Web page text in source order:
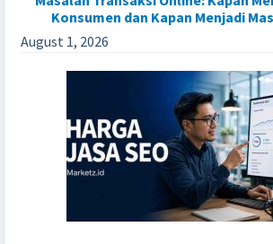
Konsumen dan Kapan Menjadi
August 1, 2026